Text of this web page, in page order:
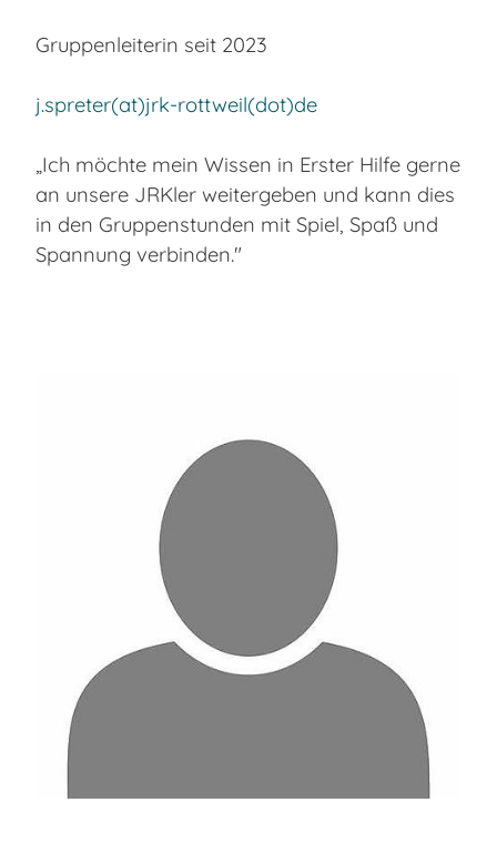
Gruppenleiterin seit 2023
j.spreter(at)jrk-rottweil(dot)de
„Ich möchte mein Wissen in Erster Hilfe gerne
an unsere JRKler weitergeben und kann dies
in den Gruppenstunden mit Spiel, Spaß und
Spannung verbinden."